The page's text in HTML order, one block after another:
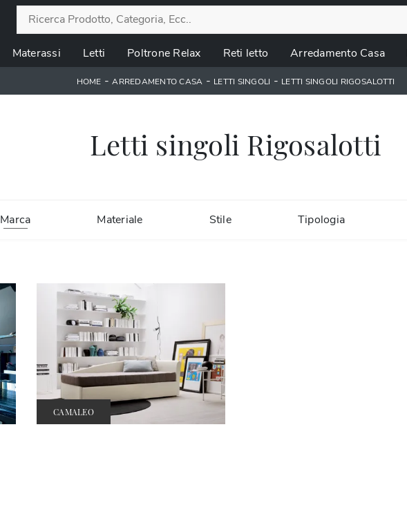
Materassi Letti Poltrone Relax Reti letto Arredamento Casa
HOME -ARREDAMENTO CASA - LETTI SINGOLI - LETTI SINGOLI RIGOSALOTTI
Letti singoli Rigosalotti
Marca Materiale Stile Tipologia
CAMALEO